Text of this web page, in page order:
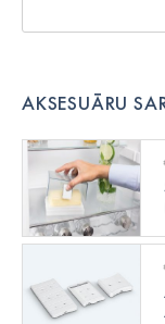
AKSESUĀRU